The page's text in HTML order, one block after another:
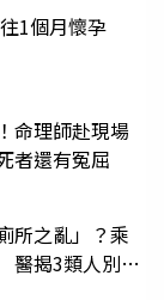
1個月懷孕
命理師赴現場
者還有冤屈
所之亂」？乘
揭3類人別亂